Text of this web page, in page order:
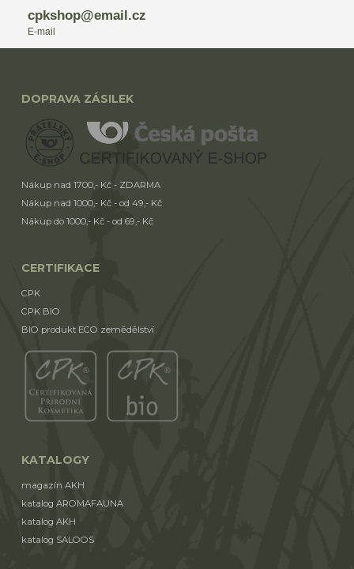
cpkshop@email.cz
E-mail
DOPRAVA ZÁSILEK
Nákup nad 1700,- Kč - ZDARMA
Nákup nad 1000,- Kč - od 49,- Kč
Nákup do 1000,- Kč - od 69,- Kč
CERTIFIKACE
CPK
CPK BIO
BIO produkt ECO zemědělství
KATALOGY
magazín AKH
katalog AROMAFAUNA
katalog AKH
katalog SALOOS